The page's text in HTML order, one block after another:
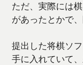
ただ、実際には
があったとかで
提出した将棋ソ
手に入れていて